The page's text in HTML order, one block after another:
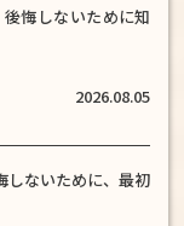
悔しないために知
2026.08.05
しないために、最初